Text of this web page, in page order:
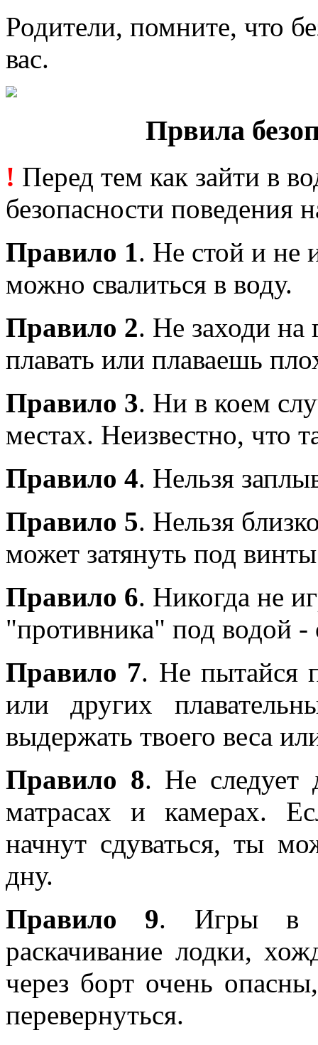
Родители, помните, что
вас.
Првила
! Перед тем как зайти в
безопасности поведения
Правило 1. Не стой и не
можно свалиться в воду.
Правило 2. Не заходи на
плавать или плаваешь
Правило 3. Ни в коем
местах. Неизвестно, что
Правило 4. Нельзя
Правило 5. Нельзя
может затянуть под
Правило 6. Никогда не
"противника" под водой -
Правило 7. Не пытайся
или других
выдержать твоего веса
Правило 8. Не следует
матрасах и камерах.
начнут сдуваться, ты
дну.
Правило 9. Игры в
раскачивание лодки,
через борт очень
перевернуться.